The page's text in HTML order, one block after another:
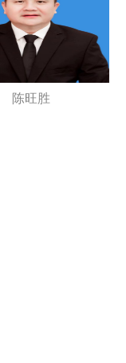
陈旺胜